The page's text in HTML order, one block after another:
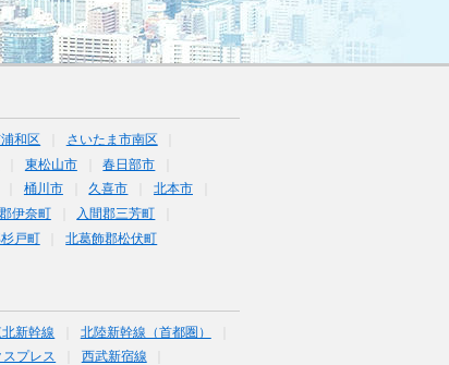
和区
さいたま市南区
東松山市
春日部市
桶川市 久喜市
北本市
伊奈町
入間郡三芳町
戸町 北葛飾郡松伏町
北新幹線
北陸新幹線（首都圏）
プレス
西武新宿線